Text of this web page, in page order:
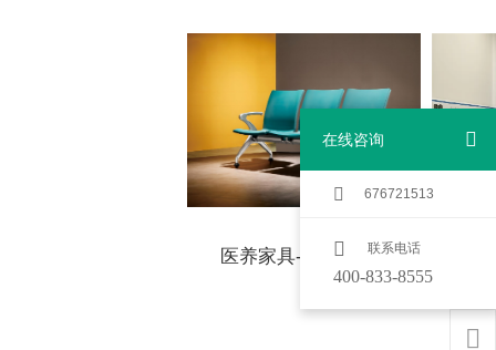
医养家具-等候椅
在线咨询
676721513
联系电话
400-833-8555